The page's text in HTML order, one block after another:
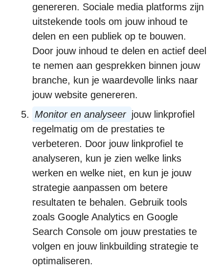
genereren. Sociale media platforms zijn
uitstekende tools om jouw inhoud te
delen en een publiek op te bouwen.
Door jouw inhoud te delen en actief deel
te nemen aan gesprekken binnen jouw
branche, kun je waardevolle links naar
jouw website genereren.
Monitor en analyseer jouw linkprofiel
regelmatig om de prestaties te
verbeteren. Door jouw linkprofiel te
analyseren, kun je zien welke links
werken en welke niet, en kun je jouw
strategie aanpassen om betere
resultaten te behalen. Gebruik tools
zoals Google Analytics en Google
Search Console om jouw prestaties te
volgen en jouw linkbuilding strategie te
optimaliseren.